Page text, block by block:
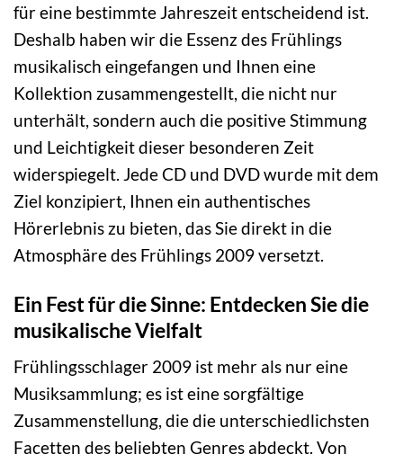
für eine bestimmte Jahreszeit entscheidend ist.
Deshalb haben wir die Essenz des Frühlings
musikalisch eingefangen und Ihnen eine
Kollektion zusammengestellt, die nicht nur
unterhält, sondern auch die positive Stimmung
und Leichtigkeit dieser besonderen Zeit
widerspiegelt. Jede CD und DVD wurde mit dem
Ziel konzipiert, Ihnen ein authentisches
Hörerlebnis zu bieten, das Sie direkt in die
Atmosphäre des Frühlings 2009 versetzt.
Ein Fest für die Sinne: Entdecken Sie die
musikalische Vielfalt
Frühlingsschlager 2009 ist mehr als nur eine
Musiksammlung; es ist eine sorgfältige
Zusammenstellung, die die unterschiedlichsten
Facetten des beliebten Genres abdeckt. Von